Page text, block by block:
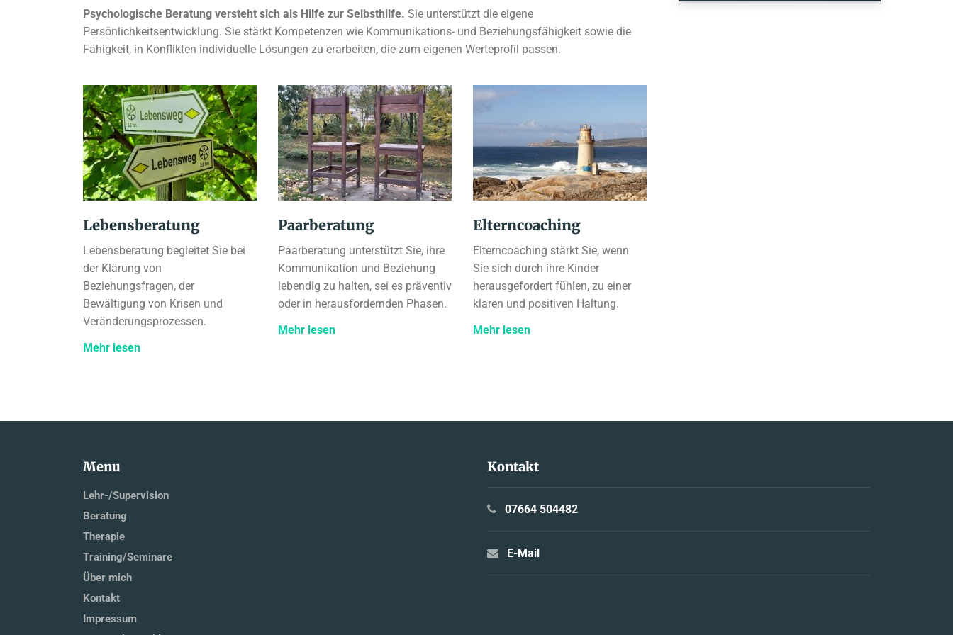
Psychologische Beratung versteht sich als Hilfe zur Selbsthilfe. Sie unterstützt die eigene
Persönlichkeitsentwicklung. Sie stärkt Kompetenzen wie Kommunikations- und Beziehungsfähigkeit sowie die
Fähigkeit, in Konflikten individuelle Lösungen zu erarbeiten, die zum eigenen Werteprofil passen.
Lebensberatung
Lebensberatung begleitet Sie bei
der Klärung von
Beziehungsfragen, der
Bewältigung von Krisen und
Veränderungsprozessen.
Mehr lesen
Paarberatung
Paarberatung unterstützt Sie, ihre
Kommunikation und Beziehung
lebendig zu halten, sei es präventiv
oder in herausfordernden Phasen.
Mehr lesen
Elterncoaching
Elterncoaching stärkt Sie, wenn
Sie sich durch ihre Kinder
herausgefordert fühlen, zu einer
klaren und positiven Haltung.
Mehr lesen
Menu
Lehr-/Supervision
Beratung
Therapie
Training/Seminare
Über mich
Kontakt
Impressum
Kontakt
07664 504482
E-Mail